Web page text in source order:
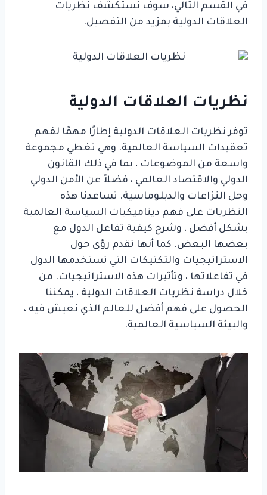
في القسم التالي، سوف نستكشف نظريات
العلاقات الدولية بمزيد من التفصيل.
نظريات العلاقات الدولية
توفر نظريات العلاقات الدولية إطارًا مهمًا لفهم
تعقيدات السياسة العالمية. وهي تغطي مجموعة
واسعة من الموضوعات ، بما في ذلك القانون
الدولي والاقتصاد العالمي ، فضلاً عن الأمن الدولي
وحل النزاعات والدبلوماسية. تساعدنا هذه
النظريات على فهم ديناميكيات السياسة العالمية
بشكل أفضل ، وشرح كيفية تفاعل الدول مع
بعضها البعض. كما أنها تقدم رؤى حول
الاستراتيجيات والتكتيكات التي تستخدمها الدول
في تفاعلاتها ، وتأثيرات هذه الاستراتيجيات. من
خلال دراسة نظريات العلاقات الدولية ، يمكننا
الحصول على فهم أفضل للعالم الذي نعيش فيه ،
والبيئة السياسية العالمية.